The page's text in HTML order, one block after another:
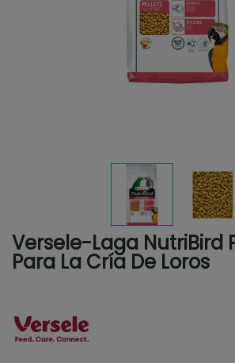
Versele-Laga NutriBird
Para La Cría De Loros